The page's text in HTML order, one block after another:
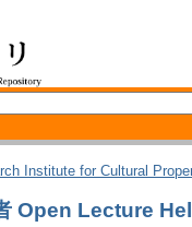
Institute for Cultural
Open Lecture